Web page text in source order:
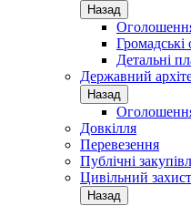
Назад
Громадські
Детальні
Державний
Назад
Довкілля
Перевезення
Публічні
Цивільний захист
Назад